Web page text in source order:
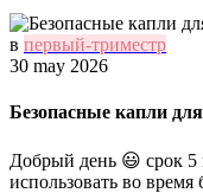
в первый-триместр
30 may 2026
Безопасные капли
Добрый день 😃 срок
использовать во время